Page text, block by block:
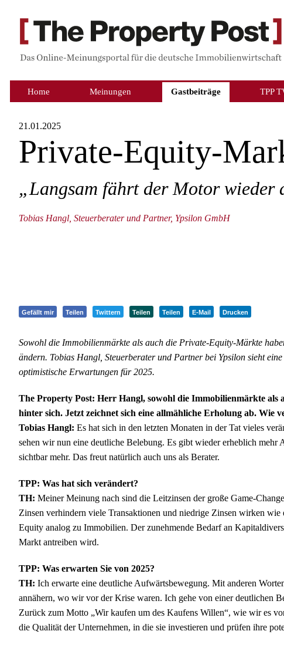
Home Meinungen Gastbeiträge TPP
21.01.2025
Private-Equity-
„Langsam fährt der Motor wieder
Tobias Hangl, Steuerberater und Partner, Ypsilon GmbH
Gefällt mir Teilen Twittern Teilen Teilen E-Mail Drucken
Sowohl die Immobilienmärkte als auch die Private-Equity-Märkte
ändern. Tobias Hangl, Steuerberater und Partner bei Ypsilon sieht
optimistische Erwartungen für 2025.
The Property Post: Herr Hangl, sowohl die Immobilienmärkte
hinter sich. Jetzt zeichnet sich eine allmähliche Erholung ab. Wie
Tobias Hangl: Es hat sich in den letzten Monaten in der Tat vieles
sehen wir nun eine deutliche Belebung. Es gibt wieder erheblich
sichtbar mehr. Das freut natürlich auch uns als Berater.
TPP: Was hat sich verändert?
TH: Meiner Meinung nach sind die Leitzinsen der große Game-
Zinsen verhindern viele Transaktionen und niedrige Zinsen wirken
Equity analog zu Immobilien. Der zunehmende Bedarf an
Markt antreiben wird.
TPP: Was erwarten Sie von 2025?
TH: Ich erwarte eine deutliche Aufwärtsbewegung. Mit anderen
annähern, wo wir vor der Krise waren. Ich gehe von einer deutlichen
Zurück zum Motto „Wir kaufen um des Kaufens Willen“, wie wir es
die Qualität der Unternehmen, in die sie investieren und prüfen ihre